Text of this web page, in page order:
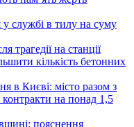
службі в тилу на суму
трагедії на станції
кількість бетонних
в Києві: місто разом з
на понад 1,5
пояснення